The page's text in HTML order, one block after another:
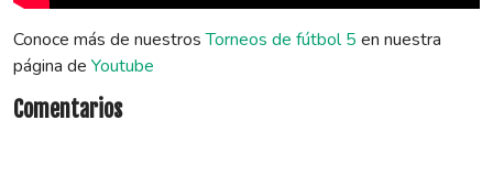
Conoce más de nuestrosTorneos de fútbol 5 en nuestra
página de Youtube
Comentarios